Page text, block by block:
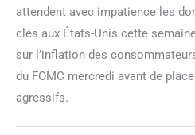
attendent avec impatience les
clés aux États-Unis cette
sur l’inflation des
du FOMC mercredi avant de
agressifs.